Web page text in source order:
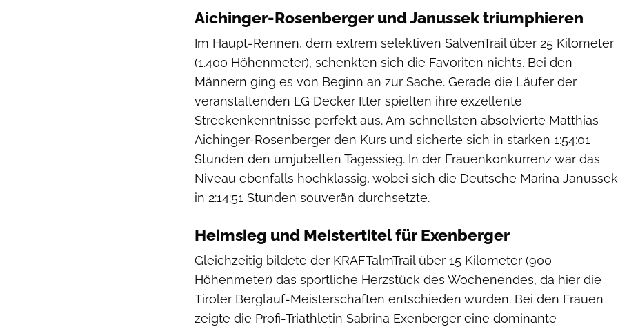
Aichinger-Rosenberger und Janussek triumphieren
Im Haupt-Rennen, dem extrem selektiven SalvenTrail über 25 Kilometer
(1.400 Höhenmeter), schenkten sich die Favoriten nichts. Bei den
Männern ging es von Beginn an zur Sache. Gerade die Läufer der
veranstaltenden LG Decker Itter spielten ihre exzellente
Streckenkenntnisse perfekt aus. Am schnellsten absolvierte Matthias
Aichinger-Rosenberger den Kurs und sicherte sich in starken 1:54:01
Stunden den umjubelten Tagessieg. In der Frauenkonkurrenz war das
Niveau ebenfalls hochklassig, wobei sich die Deutsche Marina Janussek
in 2:14:51 Stunden souverän durchsetzte.
Heimsieg und Meistertitel für Exenberger
Gleichzeitig bildete der KRAFTalmTrail über 15 Kilometer (900
Höhenmeter) das sportliche Herzstück des Wochenendes, da hier die
Tiroler Berglauf-Meisterschaften entschieden wurden. Bei den Frauen
zeigte die Profi-Triathletin Sabrina Exenberger eine dominante